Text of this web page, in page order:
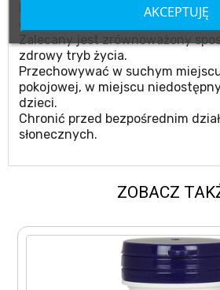
Produktu nie należy podawać
Zalecany jest zrównoważony
zdrowy tryb życia.
Przechowywać w suchym
pokojowej, w miejscu
dzieci.
Chronić przed bezpośrednim
słonecznych.
ZOBACZ
AKCEPTUJĘ